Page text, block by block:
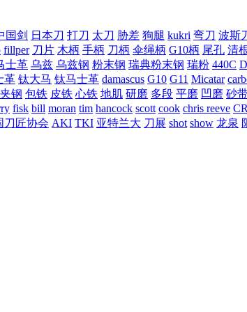
国剑 日本刀 打刀 太刀 胁差 狗腿 kukri 弯刀 波斯
fillper 刀片 木柄 手柄 刀柄 伞绳柄 G10柄 尾孔 清
士革 乌兹 乌兹钢 粉末钢 瑞典粉末钢 瑞粉 440C
革 钛大马 钛马士革 damascus G10 G11 Micatar
夹钢 包铁 皮铁 心铁 地肌 研磨 多段 平磨 凹磨 砂
fisk bill moran tim hancock scott cook chris reeve CR
刀匠协会 AKI TKI 亚特兰大 刀展 shot show 龙泉